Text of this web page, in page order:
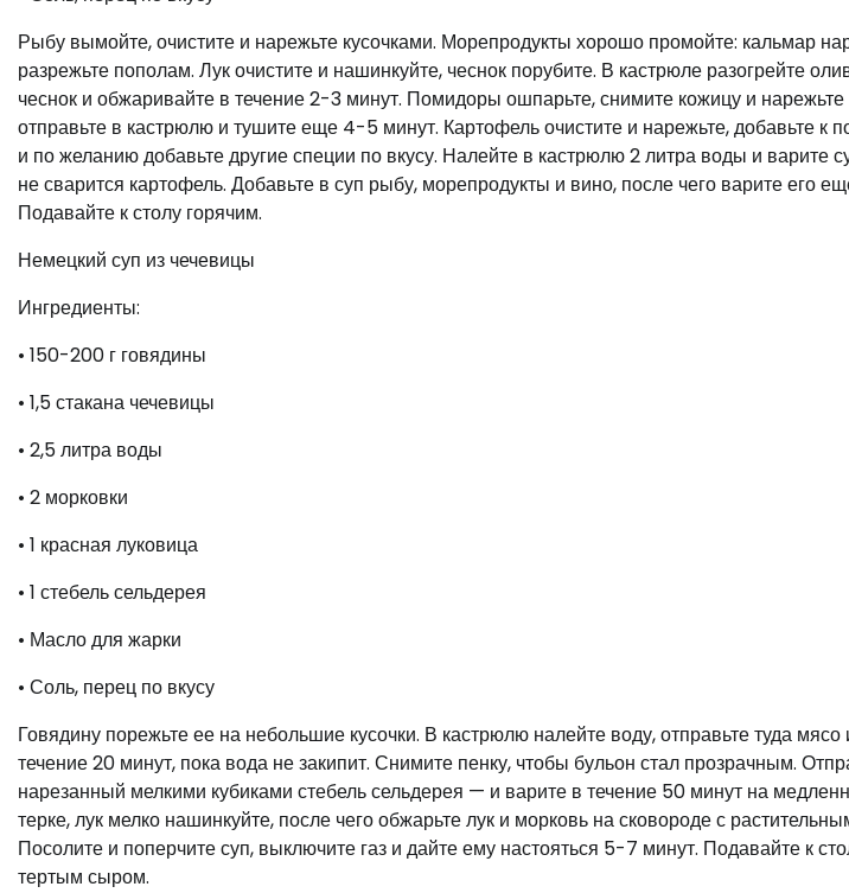
Рыбу вымойте, очистите и нарежьте кусочками. Морепродукты хорошо промойте: кальмар
разрежьте пополам. Лук очистите и нашинкуйте, чеснок порубите. В кастрюле разогрейте
чеснок и обжаривайте в течение 2-3 минут. Помидоры ошпарьте, снимите кожицу и
отправьте в кастрюлю и тушите еще 4-5 минут. Картофель очистите и нарежьте, добавьте к
и по желанию добавьте другие специи по вкусу. Налейте в кастрюлю 2 литра воды и варите
не сварится картофель. Добавьте в суп рыбу, морепродукты и вино, после чего варите его
Подавайте к столу горячим.
Немецкий суп из чечевицы
Ингредиенты:
• 150-200 г говядины
• 1,5 стакана чечевицы
• 2,5 литра воды
• 2 морковки
• 1 красная луковица
• 1 стебель сельдерея
• Масло для жарки
• Соль, перец по вкусу
Говядину порежьте ее на небольшие кусочки. В кастрюлю налейте воду, отправьте туда
течение 20 минут, пока вода не закипит. Снимите пенку, чтобы бульон стал прозрачным.
нарезанный мелкими кубиками стебель сельдерея — и варите в течение 50 минут на
терке, лук мелко нашинкуйте, после чего обжарьте лук и морковь на сковороде с
Посолите и поперчите суп, выключите газ и дайте ему настояться 5-7 минут. Подавайте к
тертым сыром.